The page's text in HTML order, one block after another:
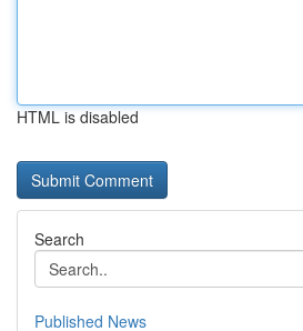
HTML is disabled
Search
Published News